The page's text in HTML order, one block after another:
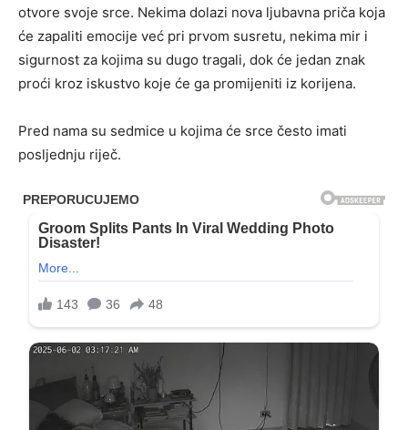
otvore svoje srce. Nekima dolazi nova ljubavna priča koja
će zapaliti emocije već pri prvom susretu, nekima mir i
sigurnost za kojima su dugo tragali, dok će jedan znak
proći kroz iskustvo koje će ga promijeniti iz korijena.
Pred nama su sedmice u kojima će srce često imati
posljednju riječ.